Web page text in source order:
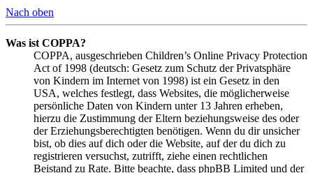
Nach oben
Was ist COPPA?
COPPA, ausgeschrieben Children’s Online Privacy Protection
Act of 1998 (deutsch: Gesetz zum Schutz der Privatsphäre
von Kindern im Internet von 1998) ist ein Gesetz in den
USA, welches festlegt, dass Websites, die möglicherweise
persönliche Daten von Kindern unter 13 Jahren erheben,
hierzu die Zustimmung der Eltern beziehungsweise des oder
der Erziehungsberechtigten benötigen. Wenn du dir unsicher
bist, ob dies auf dich oder die Website, auf der du dich zu
registrieren versuchst, zutrifft, ziehe einen rechtlichen
Beistand zu Rate. Bitte beachte, dass phpBB Limited und der